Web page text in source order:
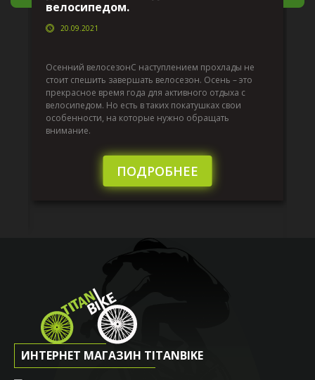
велосипедом.
20.09.2021
Осенний велосезонС наступлением прохлады не
стоит спешить завершать велосезон. Осень – это
прекрасное время года для активного отдыха с
велосипедом. Но есть в таких покатушках свои
особенности, на которые нужно обращать
внимание.
ПОДРОБНЕЕ
ИНТЕРНЕТ МАГАЗИН TITANBIKE